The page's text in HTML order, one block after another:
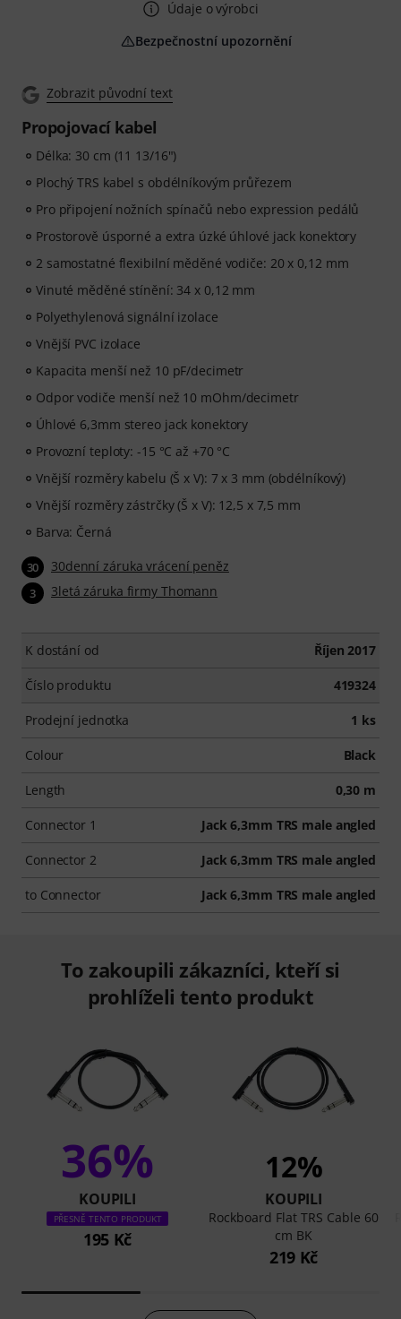
Zobrazit původní text
Propojovací kabel
Délka: 30 cm (11 13/16")
Plochý TRS kabel s obdélníkovým průřezem
Pro připojení nožních spínačů nebo expression pedálů
Prostorově úsporné a extra úzké úhlové jack konektory
2 samostatné flexibilní měděné vodiče: 20 x 0,12 mm
Vinuté měděné stínění: 34 x 0,12 mm
Polyethylenová signální izolace
Vnější PVC izolace
Kapacita menší než 10 pF/decimetr
Odpor vodiče menší než 10 mOhm/decimetr
Úhlové 6,3mm stereo jack konektory
Provozní teploty: -15 °C až +70 °C
Vnější rozměry kabelu (Š x V): 7 x 3 mm (obdélníkový)
Vnější rozměry zástrčky (Š x V): 12,5 x 7,5 mm
Barva: Černá
30 30denní záruka vrácení peněz
3 3letá záruka firmy Thomann
K dostání od Říjen 2017
Číslo produktu 419324
Prodejní jednotka 1 ks
Colour Black
Length 0,30 m
Connector 1 Jack 6,3mm TRS male angled
Connector 2 Jack 6,3mm TRS male angled
to Connector Jack 6,3mm TRS male angled
Údaje o výrobci
Bezpečnostní upozornění
To zakoupili zákazníci, kteří si
prohlíželi tento produkt
36%
KOUPILI
PŘESNĚ TENTO PRODUKT
195 Kč
12%
KOUPILI
Rockboard Flat TRS Cable 60
cm BK
219 Kč